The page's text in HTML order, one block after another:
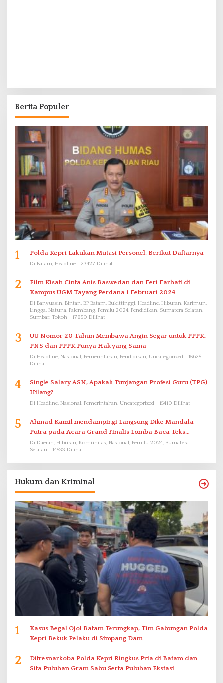
Berita Populer
1 Polda Kepri Lakukan Mutasi Personel, Berikut Daftarnya
Di Batam, Headline 23427 Dilihat
2
Film Kisah Cinta Anis Baswedan dan Feri Farhati di
Kampus UGM Tayang Perdana 1 Februari 2024
Di Banyuasin, Bintan, BP Batam, Bukittinggi, Headline, Hiburan, Karimun,
Lingga, Natuna, Palembang, Pemilu 2024, Pendidikan, Sumatera Selatan,
Sumbar, Tokoh
17850 Dilihat
3
UU Nomor 20 Tahun Membawa Angin Segar untuk PPPK.
PNS dan PPPK Punya Hak yang Sama
Di Headline, Nasional, Pemerintahan, Pendidikan, Uncategorized
15625
Dilihat
4
Single Salary ASN, Apakah Tunjangan Profesi Guru (TPG)
Hilang?
Di Headline, Nasional, Pemerintahan, Uncategorized 15410 Dilihat
5
Ahmad Kamil mendampingi Langsung Dike Mandala
Putra pada Acara Grand Finalis Lomba Baca Teks
Proklamasi Mirip Bung Karno di Bali
Di Daerah, Hiburan, Komunitas, Nasional, Pemilu 2024, Sumatera
Selatan
14533 Dilihat
Hukum dan Kriminal
1
Kasus Begal Ojol Batam Terungkap, Tim Gabungan Polda
Kepri Bekuk Pelaku di Simpang Dam
2
Ditresnarkoba Polda Kepri Ringkus Pria di Batam dan
Sita Puluhan Gram Sabu Serta Puluhan Ekstasi